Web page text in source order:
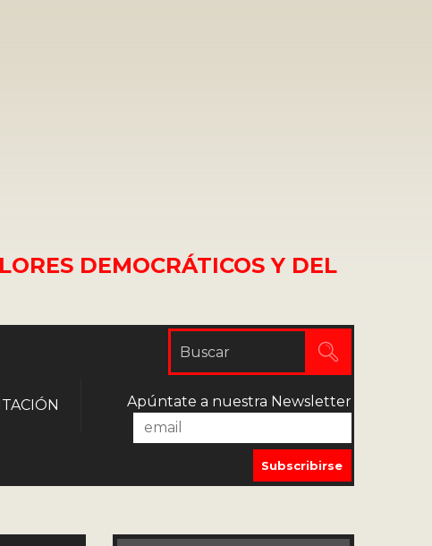
DEMOCRÁTICOS Y DEL
Apúntate a nuestra Newsletter